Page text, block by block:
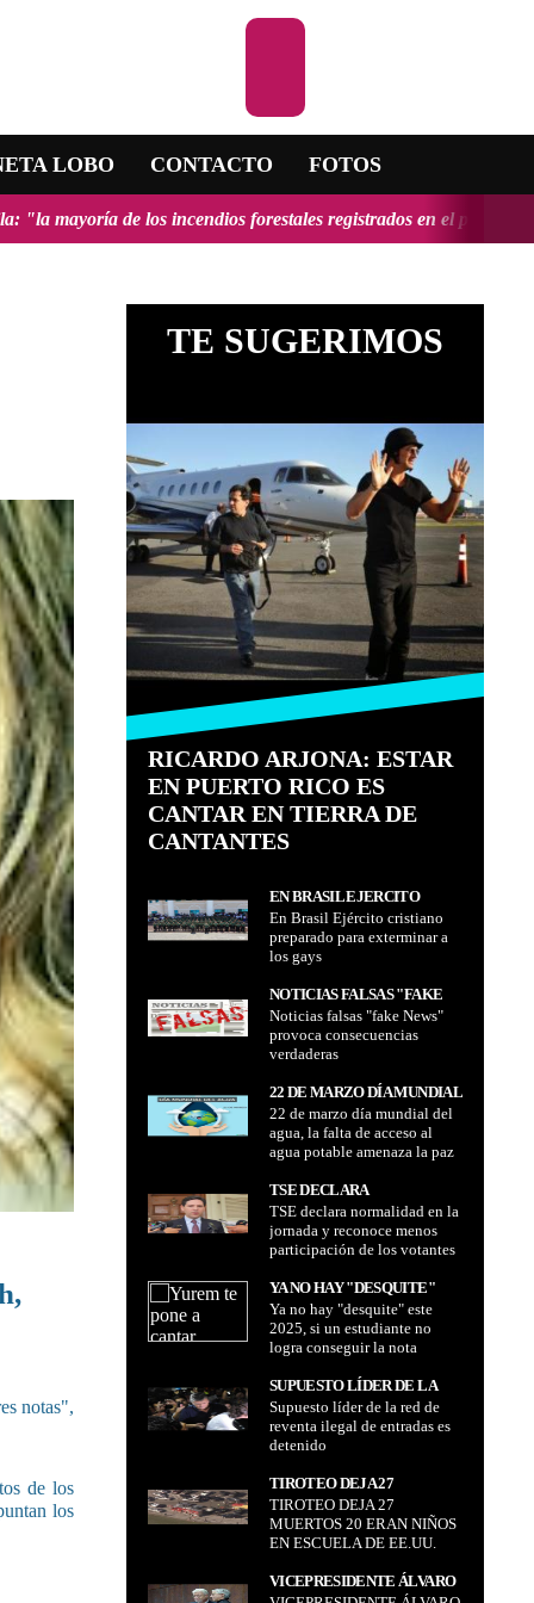
LOBO CONTACTO FOTOS
incendios forestales registrados en el país fueron provocados
notas",
de los
los
TE SUGERIMOS
RICARDO ARJONA: ESTAR
EN PUERTO RICO ES
CANTAR EN TIERRA DE
CANTANTES
EN BRASIL EJÉRCITO
CRISTIANO PREPARADO
PARA EXTERMINAR A LOS
GAYS
En Brasil Ejército cristiano
preparado para exterminar a
los gays
NOTICIAS FALSAS "FAKE
NEWS" PROVOCA
CONSECUENCIAS
VERDADERAS
Noticias falsas "fake News"
provoca consecuencias
verdaderas
22 DE MARZO DÍA MUNDIAL
DEL AGUA, LA FALTA DE
ACCESO AL AGUA POTABLE
AMENAZA LA PAZ
22 de marzo día mundial del
agua, la falta de acceso al
agua potable amenaza la paz
TSE DECLARA
NORMALIDAD EN LA
JORNADA Y RECONOCE
MENOS PARTICIPACIÓN DE
TSE declara normalidad en la
jornada y reconoce menos
participación de los votantes
YA NO HAY "DESQUITE"
ESTE 2025, SI UN
ESTUDIANTE NO LOGRA
CONSEGUIR LA NOTA
MÍNIMA DE APROBACIÓN,
TENDRÁ QUE REPETIR EL
AÑO
Ya no hay "desquite" este
2025, si un estudiante no
logra conseguir la nota
que repetir el año
SUPUESTO LÍDER DE LA
RED DE REVENTA ILEGAL
DE ENTRADAS ES
DETENIDO
Supuesto líder de la red de
reventa ilegal de entradas es
detenido
TIROTEO DEJA 27
MUERTOS 20 ERAN NIÑOS
EN ESCUELA DE EE.UU.
TIROTEO DEJA 27
MUERTOS 20 ERAN NIÑOS
EN ESCUELA DE EE.UU.
VICEPRESIDENTE ÁLVARO